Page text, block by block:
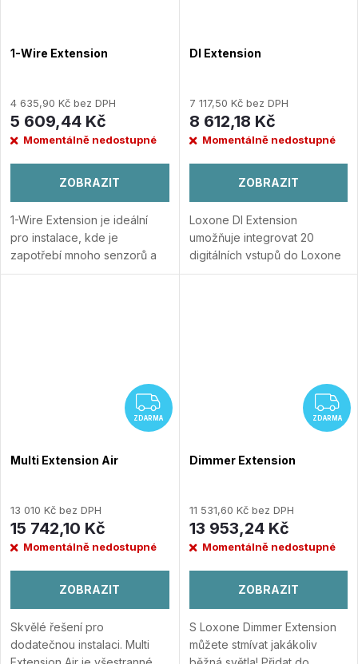
1-Wire Extension
4 635,90 Kč bez DPH
5 609,44 Kč
Momentálně nedostupné
ZOBRAZIT
1-Wire Extension je ideální
pro instalace, kde je
zapotřebí mnoho senzorů a
čidel.Přidat do porovnání
DI Extension
7 117,50 Kč bez DPH
8 612,18 Kč
Momentálně nedostupné
ZOBRAZIT
Loxone DI Extension
umožňuje integrovat 20
digitálních vstupů do Loxone
Smart Home.Přidat do
ZDARMA
ZDARMA
Multi Extension Air
13 010 Kč bez DPH
15 742,10 Kč
Momentálně nedostupné
ZOBRAZIT
Skvělé řešení pro
dodatečnou instalaci. Multi
ZDARMA
Dimmer Extension
11 531,60 Kč bez DPH
13 953,24 Kč
Momentálně nedostupné
ZOBRAZIT
S Loxone Dimmer Extension
můžete stmívat jakákoliv